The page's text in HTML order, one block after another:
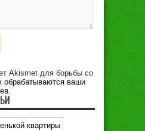
Akismet для борьбы со
обрабатываются ваши
.